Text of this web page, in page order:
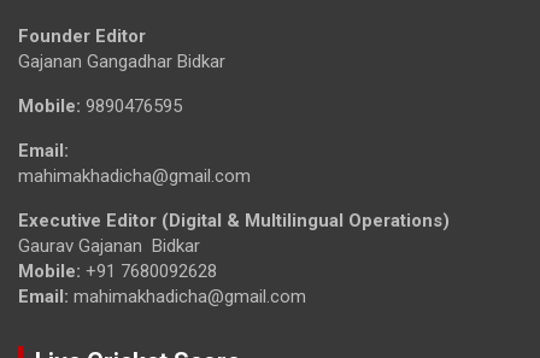
Founder Editor
Gajanan Gangadhar Bidkar
Mobile: 9890476595
Email:
mahimakhadicha@gmail.com
Executive Editor (Digital & Multilingual Operations)
Gaurav Gajanan Bidkar
Mobile: +91 7680092628
Email: mahimakhadicha@gmail.com